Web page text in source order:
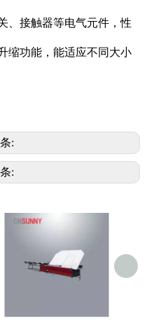
、接触器等电气元件，性
缩功能，能适应不同大小
:
: